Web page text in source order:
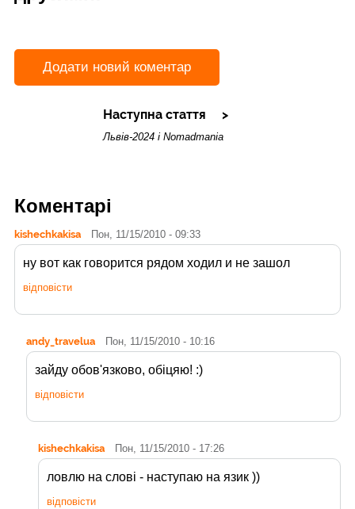
Додати новий коментар
Наступна стаття
Львів-2024 і Nomadmania
Коментарі
kishechkakisa Пон, 11/15/2010 - 09:33
ну вот как говорится рядом ходил и не зашол
відповісти
andy_travelua Пон, 11/15/2010 - 10:16
зайду обов'язково, обіцяю! :)
відповісти
kishechkakisa Пон, 11/15/2010 - 17:26
ловлю на слові - наступаю на язик ))
відповісти